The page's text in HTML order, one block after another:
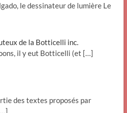
le dessinateur de lumière Le
de la Botticelli inc.
il y eut Botticelli (et […]
des textes proposés par